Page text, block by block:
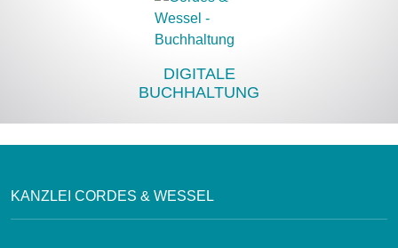
DIGITALE
BUCHHALTUNG
KANZLEI CORDES & WESSEL